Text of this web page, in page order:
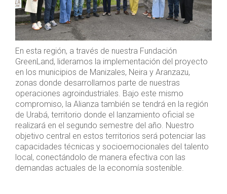
En esta región, a través de nuestra Fundación
GreenLand, lideramos la implementación del proyecto
en los municipios de Manizales, Neira y Aranzazu,
zonas donde desarrollamos parte de nuestras
operaciones agroindustriales. Bajo este mismo
compromiso, la Alianza también se tendrá en la región
de Urabá, territorio donde el lanzamiento oficial se
realizará en el segundo semestre del año. Nuestro
objetivo central en estos territorios será potenciar las
capacidades técnicas y socioemocionales del talento
local, conectándolo de manera efectiva con las
demandas actuales de la economía sostenible.